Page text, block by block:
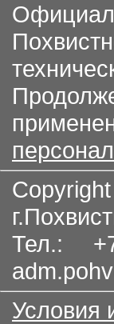
Тел.:
Условия